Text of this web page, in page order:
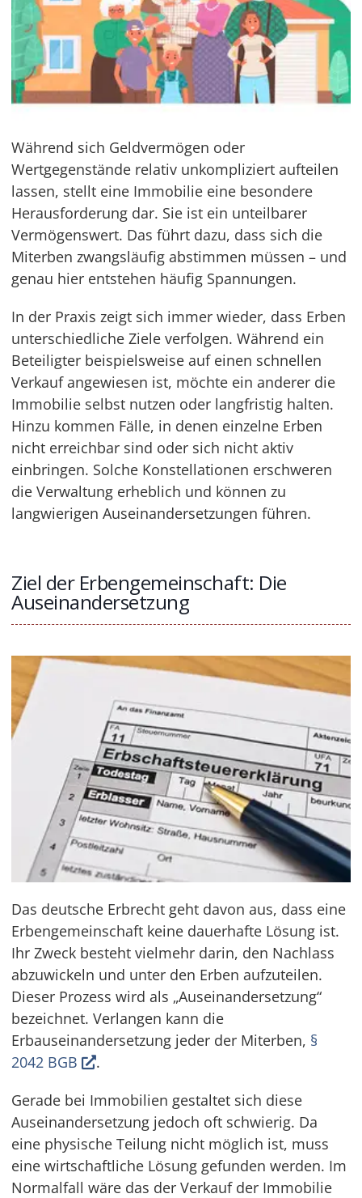
Während sich Geldvermögen oder
Wertgegenstände relativ unkompliziert aufteilen
lassen, stellt eine Immobilie eine besondere
Herausforderung dar. Sie ist ein unteilbarer
Vermögenswert. Das führt dazu, dass sich die
Miterben zwangsläufig abstimmen müssen – und
genau hier entstehen häufig Spannungen.
In der Praxis zeigt sich immer wieder, dass Erben
unterschiedliche Ziele verfolgen. Während ein
Beteiligter beispielsweise auf einen schnellen
Verkauf angewiesen ist, möchte ein anderer die
Immobilie selbst nutzen oder langfristig halten.
Hinzu kommen Fälle, in denen einzelne Erben
nicht erreichbar sind oder sich nicht aktiv
einbringen. Solche Konstellationen erschweren
die Verwaltung erheblich und können zu
langwierigen Auseinandersetzungen führen.
Ziel der Erbengemeinschaft: Die
Auseinandersetzung
Das deutsche Erbrecht geht davon aus, dass eine
Erbengemeinschaft keine dauerhafte Lösung ist.
Ihr Zweck besteht vielmehr darin, den Nachlass
abzuwickeln und unter den Erben aufzuteilen.
Dieser Prozess wird als „Auseinandersetzung“
bezeichnet. Verlangen kann die
Erbauseinandersetzung jeder der Miterben, §
2042 BGB
.
Gerade bei Immobilien gestaltet sich diese
Auseinandersetzung jedoch oft schwierig. Da
eine physische Teilung nicht möglich ist, muss
eine wirtschaftliche Lösung gefunden werden. Im
Normalfall wäre das der Verkauf der Immobilie